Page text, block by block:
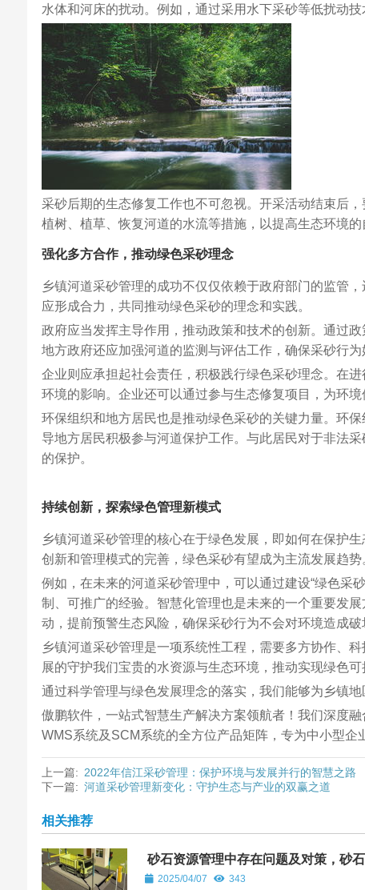
水体和河床的扰动。例如，通过采用水下采砂等低扰动
采砂后期的生态修复工作也不可忽视。开采活动结束后
植树、植草、恢复河道的水流等措施，以提高生态环境的
强化多方合作，推动绿色采砂理念
乡镇河道采砂管理的成功不仅仅依赖于政府部门的监管
应形成合力，共同推动绿色采砂的理念和实践。
政府应当发挥主导作用，推动政策和技术的创新。通过
地方政府还应加强河道的监测与评估工作，确保采砂行
企业则应承担起社会责任，积极践行绿色采砂理念。在
环境的影响。企业还可以通过参与生态修复项目，为环
环保组织和地方居民也是推动绿色采砂的关键力量。环
导地方居民积极参与河道保护工作。与此居民对于非法
的保护。
持续创新，探索绿色管理新模式
乡镇河道采砂管理的核心在于绿色发展，即如何在保护
创新和管理模式的完善，绿色采砂有望成为主流发展趋势
例如，在未来的河道采砂管理中，可以通过建设“绿色采
制、可推广的经验。智慧化管理也是未来的一个重要发
动，提前预警生态风险，确保采砂行为不会对环境造成破
乡镇河道采砂管理是一项系统性工程，需要多方协作、
展的守护我们宝贵的水资源与生态环境，推动实现绿色可
通过科学管理与绿色发展理念的落实，我们能够为乡镇
傲鹏软件，一站式智慧生产解决方案领航者！我们深度
WMS系统及SCM系统的全方位产品矩阵，专为中小型企
上一篇: 2022年信江采砂管理：保护环境与发展并行的智慧之路
下一篇: 河道采砂管理新变化：守护生态与产业的双赢之道
相关推荐
砂石资源管理中存在问题及对策，砂
源整治存在的问题
2025/04/07 343